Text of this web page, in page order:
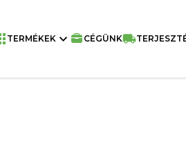
TERMÉKEK CÉGÜNK